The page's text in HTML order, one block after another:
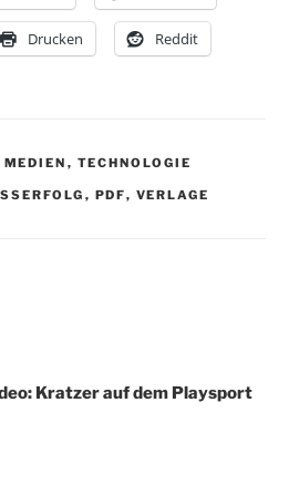
Drucken Reddit
MEDIEN , TECHNOLOGIE
, PDF, VERLAGE
Kratzer auf dem Playsport